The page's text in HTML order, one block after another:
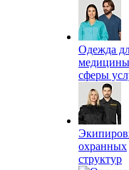
Одежда
сферы
охранных
структур